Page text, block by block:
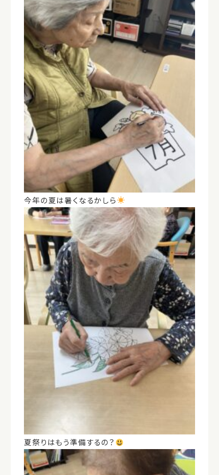
今年の夏は暑くなるかしら
夏祭りはもう準備するの？